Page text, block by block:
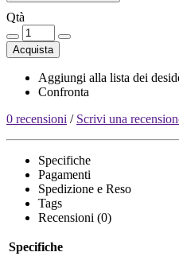
Qtà
Acquista
Aggiungi alla lista dei
Confronta
0 recensioni / Scrivi una
Specifiche
Pagamenti
Spedizione e Reso
Tags
Recensioni (0)
Specifiche